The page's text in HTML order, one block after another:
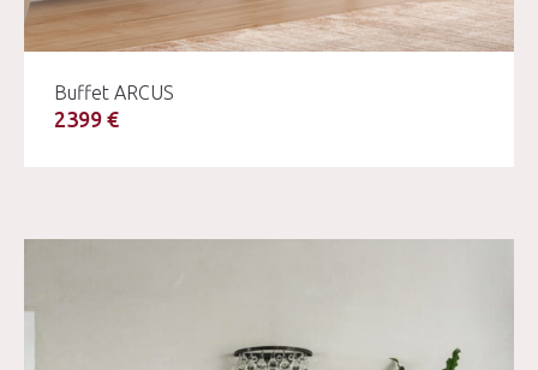
Buffet ARCUS
2399 €